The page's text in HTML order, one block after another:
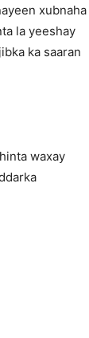
xubnaha
la yeeshay
ka saaran
waxay